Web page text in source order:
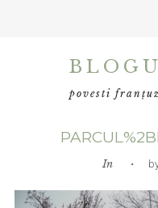
povesti
In • by